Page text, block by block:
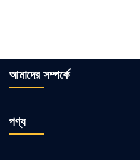
আমাদের সম্পর্কে
পণ্য